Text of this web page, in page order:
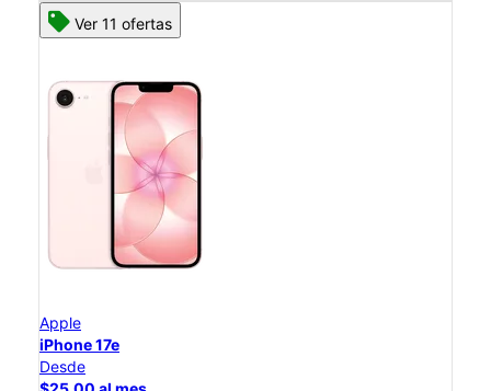
Ver 11 ofertas
Apple
iPhone 17e
Desde